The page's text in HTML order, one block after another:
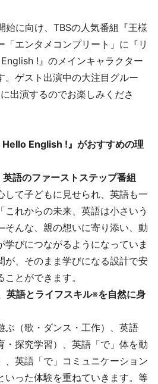
始に向け、TBSの人気番組『王様
エンタメコンプリート」に『リ
!』のメインキャラクター
。ゲスト出演中の大注目グルー
出演するのでお楽しみくださ
English !』がおすすめの理
語のファーストステップ番組
して子どもに見せられ、英語も一
れからの未来、英語は小さいう
んな、親の想いに寄り添い、動
びにつながるようになっていま
が、そのまま学びになる設計で安
とができます。
英語とライフスキル※を自然に身
ぶ（歌・ダンス・工作）、英語
・探究学習）、英語「で」体を動
、英語「で」コミュニケーション
いった体験を重ねていきます。等